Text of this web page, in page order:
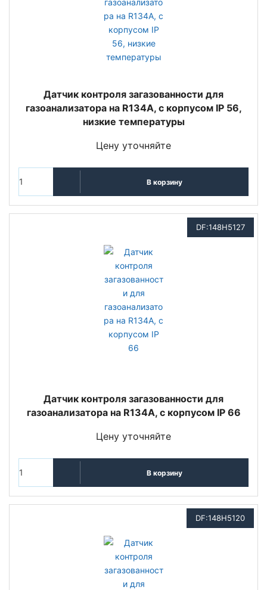
Датчик контроля загазованности для
газоанализатора на R134A, с корпусом IP 56,
низкие температуры
Цену уточняйте
В корзину
DF:148H5127
Датчик контроля загазованности для
газоанализатора на R134A, с корпусом IP 66
Цену уточняйте
В корзину
DF:148H5120